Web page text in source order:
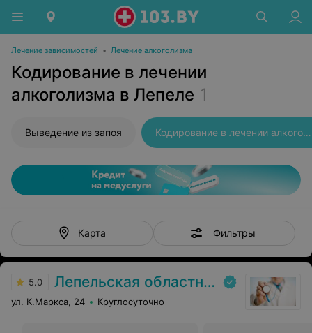
Лечение зависимостей • Лечение алкоголизма
Кодирование в лечении
алкоголизма в Лепеле 1
Выведение из запоя Кодирование в лечении алкоголизма
Карта Фильтры
5.0 Лепельская областная психиатрическая больница
ул. К.Маркса, 24 Круглосуточно